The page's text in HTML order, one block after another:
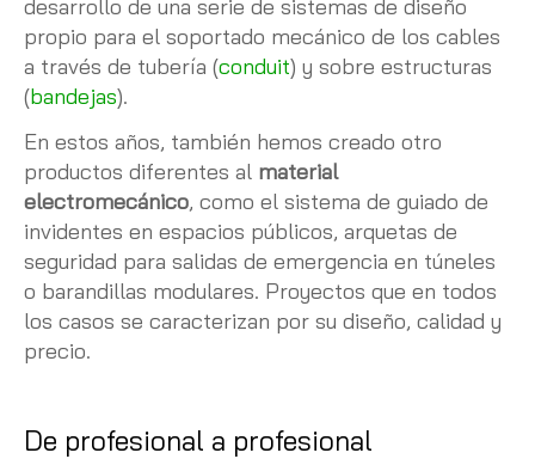
desarrollo de una serie de sistemas de diseño
propio para el soportado mecánico de los cables
a través de tubería (conduit) y sobre estructuras
(bandejas).
En estos años, también hemos creado otro
productos diferentes al material
electromecánico, como el sistema de guiado de
invidentes en espacios públicos, arquetas de
seguridad para salidas de emergencia en túneles
o barandillas modulares. Proyectos que en todos
los casos se caracterizan por su diseño, calidad y
precio.
De profesional a profesional